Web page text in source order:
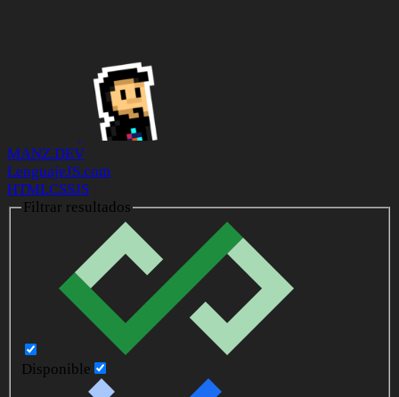
MANZ.DEV
LenguajeJS.com
HTMLCSSJS
Filtrar resultados
Disponible